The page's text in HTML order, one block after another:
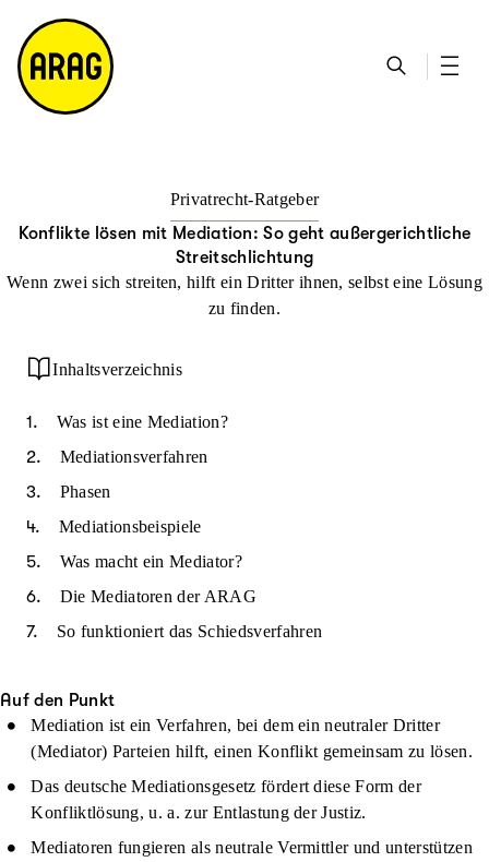
h
e
ta
k
ts
ei
te
e
m
a
p
Privatrecht-Ratgeber
Konflikte lösen mit Mediation: So geht außergerichtliche
Streitschlichtung
Wenn zwei sich streiten, hilft ein Dritter ihnen, selbst eine Lösung
zu finden.
Inhaltsverzeichnis
Was ist eine Mediation?
Mediationsverfahren
Phasen
Mediationsbeispiele
Was macht ein Mediator?
Die Mediatoren der ARAG
So funktioniert das Schiedsverfahren
Auf den Punkt
Mediation ist ein Verfahren, bei dem ein neutraler Dritter
(Mediator) Parteien hilft, einen Konflikt gemeinsam zu lösen.
Das deutsche Mediationsgesetz fördert diese Form der
Konfliktlösung, u. a. zur Entlastung der Justiz.
Mediatoren fungieren als neutrale Vermittler und unterstützen